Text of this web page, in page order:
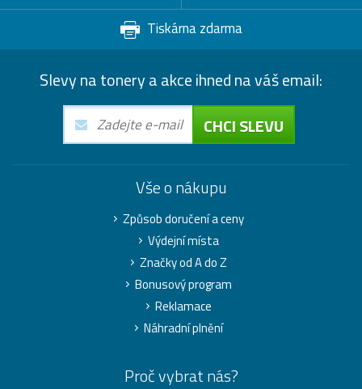
Tiskárna zdarma
Slevy na tonery a akce ihned na váš email:
CHCI SLEVU
Vše o nákupu
Způsob doručení a ceny
Výdejní místa
Značky od A do Z
Bonusový program
Reklamace
Náhradní plnění
Proč vybrat nás?